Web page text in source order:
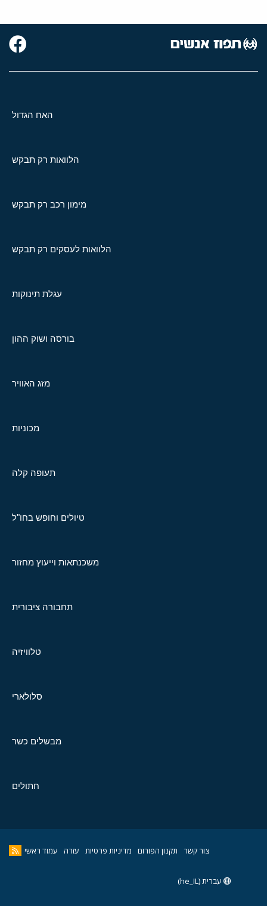
האח הגדול
הלוואות רק תבקש
מימון רכב רק תבקש
הלוואות לעסקים רק תבקש
עגלת תינוקות
בורסה ושוק ההון
מזג האוויר
מכוניות
תעופה קלה
טיולים וחופש בחו"ל
משכנתאות וייעוץ מחזור
תחבורה ציבורית
טלוויזיה
סלולארי
מבשלים כשר
חתולים
צור קשר תקנון הפורום מדיניות פרטיות עזרה עמוד ראשי
עברית (he_IL)